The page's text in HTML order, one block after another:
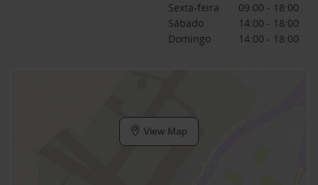
Sexta-feira
09:00 - 18:00
Sábado
14:00 - 18:00
Domingo
14:00 - 18:00
View Map